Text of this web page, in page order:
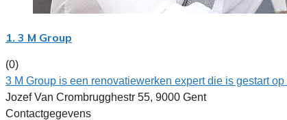
1. 3 M Group
(0)
3 M Group is een renovatiewerken expert die is gestart
Jozef Van Crombrugghestr 55, 9000 Gent
Contactgegevens